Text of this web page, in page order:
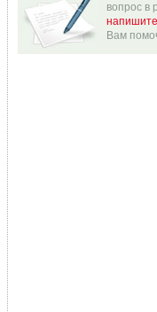
вопрос в
Вам